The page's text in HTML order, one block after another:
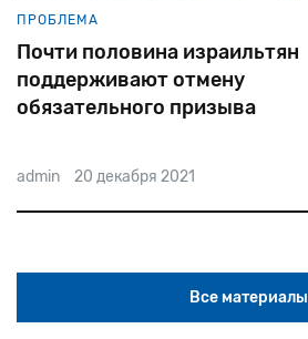
ПРОБЛЕМА
Почти половина израильтян
поддерживают отмену
обязательного призыва
admin 20 декабря 2021
Все материалы